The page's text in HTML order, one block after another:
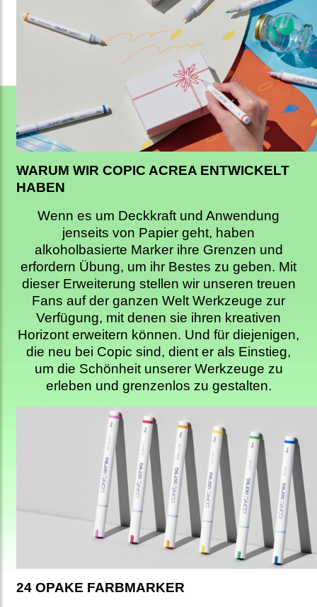
WARUM WIR COPIC ACREA ENTWICKELT
HABEN
Wenn es um Deckkraft und Anwendung
jenseits von Papier geht, haben
alkoholbasierte Marker ihre Grenzen und
erfordern Übung, um ihr Bestes zu geben. Mit
dieser Erweiterung stellen wir unseren treuen
Fans auf der ganzen Welt Werkzeuge zur
Verfügung, mit denen sie ihren kreativen
Horizont erweitern können. Und für diejenigen,
die neu bei Copic sind, dient er als Einstieg,
um die Schönheit unserer Werkzeuge zu
erleben und grenzenlos zu gestalten.
24 OPAKE FARBMARKER